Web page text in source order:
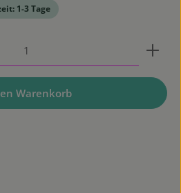
1-3 Tage
den gewünschten Wert ein
Warenkorb